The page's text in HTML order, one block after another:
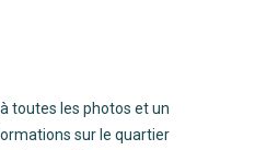
toutes les photos et un
sur le quartier